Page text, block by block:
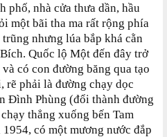
phố, nhà cửa thưa dần, hầu
một bãi tha ma rất rộng phía
nhưng lúa bắp khá cằn
Quốc lộ Một đến đây trở
có con đường băng qua tạo
rẽ phải là đường chạy dọc
Đình Phùng (đổi thành đường
thẳng xuống bến Tam
có một mương nước đắp